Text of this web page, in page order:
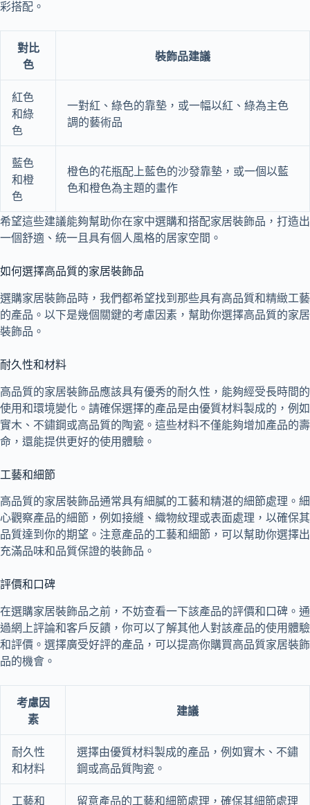
彩搭配。
對比
色
裝飾品建議
紅色
和綠
色
一對紅、綠色的靠墊，或一幅以紅、綠為主色
調的藝術品
藍色
和橙
色
橙色的花瓶配上藍色的沙發靠墊，或一個以藍
色和橙色為主題的畫作
希望這些建議能夠幫助你在家中選購和搭配家居裝飾品，打造出
一個舒適、統一且具有個人風格的居家空間。
如何選擇高品質的家居裝飾品
選購家居裝飾品時，我們都希望找到那些具有高品質和精緻工藝
的產品。以下是幾個關鍵的考慮因素，幫助你選擇高品質的家居
裝飾品。
耐久性和材料
高品質的家居裝飾品應該具有優秀的耐久性，能夠經受長時間的
使用和環境變化。請確保選擇的產品是由優質材料製成的，例如
實木、不鏽鋼或高品質的陶瓷。這些材料不僅能夠增加產品的壽
命，還能提供更好的使用體驗。
工藝和細節
高品質的家居裝飾品通常具有細膩的工藝和精湛的細節處理。細
心觀察產品的細節，例如接縫、織物紋理或表面處理，以確保其
品質達到你的期望。注意產品的工藝和細節，可以幫助你選擇出
充滿品味和品質保證的裝飾品。
評價和口碑
在選購家居裝飾品之前，不妨查看一下該產品的評價和口碑。通
過網上評論和客戶反饋，你可以了解其他人對該產品的使用體驗
和評價。選擇廣受好評的產品，可以提高你購買高品質家居裝飾
品的機會。
考慮因
素
建議
耐久性
和材料
選擇由優質材料製成的產品，例如實木、不鏽
鋼或高品質陶瓷。
工藝和 留意產品的工藝和細節處理，確保其細節處理